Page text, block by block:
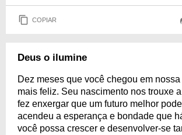
COPIAR
Deus o ilumine
Dez meses que você chegou em
mais feliz. Seu nascimento nos trouxe
fez enxergar que um futuro melhor
acendeu a esperança e bondade que
você possa crescer e desenvolver-se